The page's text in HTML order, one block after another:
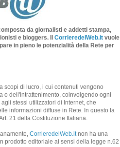
da giornalisti e addetti stampa,
e bloggers. Il CorrieredelWeb.it vuole
in pieno le potenzialità della Rete per
scopi di lucro, i cui contenuti vengono
o dell'intrattenimento, coinvolgendo ogni
stessi utilizzatori di Internet, che
informazioni diffuse in Rete. In questo la
21 della Costituzione Italiana.
CorrieredelWeb.itnon ha una
prodotto editoriale ai sensi della legge n.62